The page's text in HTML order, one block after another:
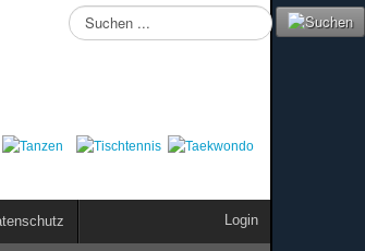
Suchen
...
Login